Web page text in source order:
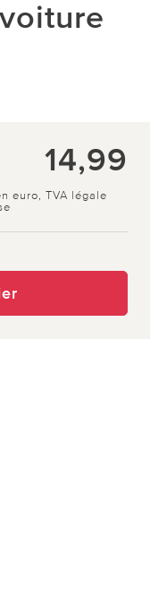
14,99
euro, TVA légale